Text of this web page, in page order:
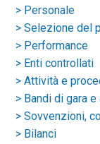
> Personale
> Selezione del
> Performance
> Enti controllati
> Attività e
> Bandi di gara
> Sovvenzioni,
> Bilanci